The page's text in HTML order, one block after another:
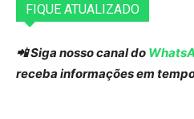
FIQUE ATUALIZADO
📲 Siga nosso canal do
receba informações em